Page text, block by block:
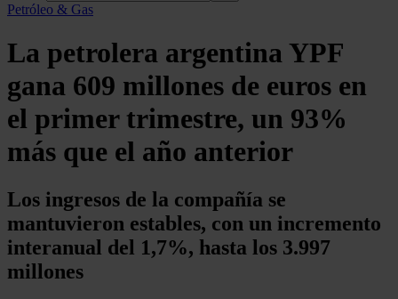
Petróleo & Gas
La petrolera argentina YPF
gana 609 millones de euros en
el primer trimestre, un 93%
más que el año anterior
Los ingresos de la compañía se
mantuvieron estables, con un incremento
interanual del 1,7%, hasta los 3.997
millones